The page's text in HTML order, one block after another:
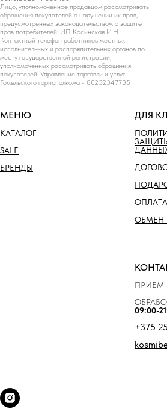
Лицо, уполномоченное продавцом рассматривать
обращения покупателей о нарушении их прав,
предусмотренных законодательством о защите
прав потребителей: ИП Косинская И.Н.
Контактный телефон работников местных
исполнительных и распорядительных органов по
месту государственной регистрации,
уполномоченных рассматривать обращения
покупателей: Управление торговли и услуг
Гомельского горисполкома - 80232347735
МЕНЮ
КАТАЛОГ
SALE
БРЕНДЫ
ДЛЯ
ОБМЕН
ПРИЕМ
09:00-
+375